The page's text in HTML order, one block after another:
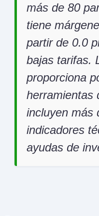
más de 80
tiene
partir de 0.0
bajas tarifas.
proporciona
herramientas
incluyen más
indicadores
ayudas de